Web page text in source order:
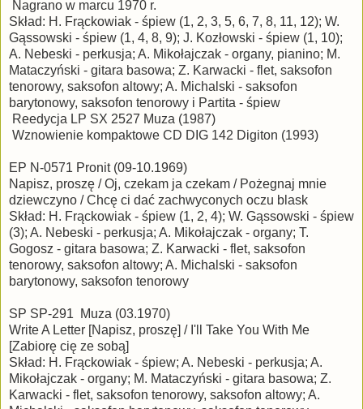
Nagrano w marcu 1970 r.
Skład: H. Frąckowiak - śpiew (1, 2, 3, 5, 6, 7, 8, 11, 12); W.
Gąssowski - śpiew (1, 4, 8, 9); J. Kozłowski - śpiew (1, 10);
A. Nebeski - perkusja; A. Mikołajczak - organy, pianino; M.
Mataczyński - gitara basowa; Z. Karwacki - flet, saksofon
tenorowy, saksofon altowy; A. Michalski - saksofon
barytonowy, saksofon tenorowy i Partita - śpiew
Reedycja LP SX 2527 Muza (1987)
Wznowienie kompaktowe CD DIG 142 Digiton (1993)
EP N-0571 Pronit (09-10.1969)
Napisz, proszę / Oj, czekam ja czekam / Pożegnaj mnie
dziewczyno / Chcę ci dać zachwyconych oczu blask
Skład: H. Frąckowiak - śpiew (1, 2, 4); W. Gąssowski - śpiew
(3); A. Nebeski - perkusja; A. Mikołajczak - organy; T.
Gogosz - gitara basowa; Z. Karwacki - flet, saksofon
tenorowy, saksofon altowy; A. Michalski - saksofon
barytonowy, saksofon tenorowy
SP SP-291 Muza (03.1970)
Write A Letter [Napisz, proszę] / I'll Take You With Me
[Zabiorę cię ze sobą]
Skład: H. Frąckowiak - śpiew; A. Nebeski - perkusja; A.
Mikołajczak - organy; M. Mataczyński - gitara basowa; Z.
Karwacki - flet, saksofon tenorowy, saksofon altowy; A.